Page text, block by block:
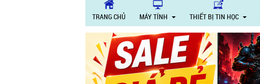
TRANG CHỦ MÁY TÍNH THIẾT BỊ TIN HỌC